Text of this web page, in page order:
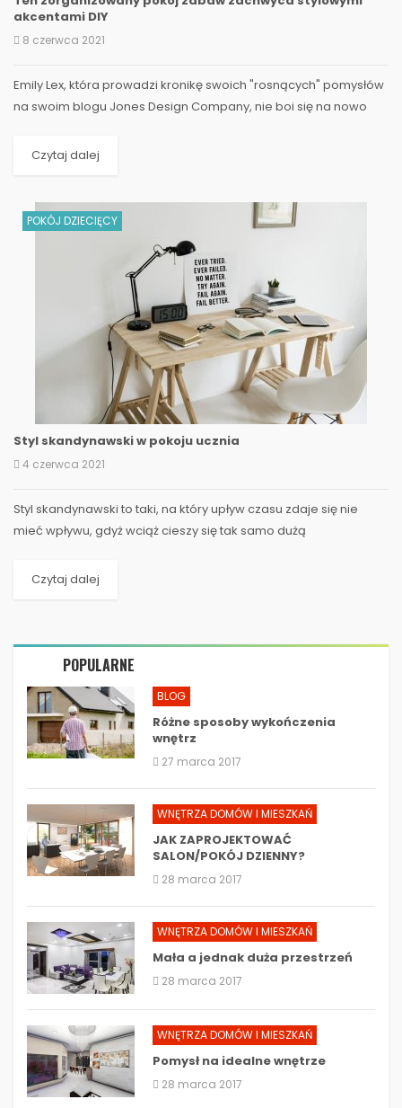
akcentami DIY
8 czerwca 2021
Emily Lex, która prowadzi kronikę swoich "rosnących" pomysłów
na swoim blogu Jones Design Company, nie boi się na nowo
Czytaj dalej
POKÓJ DZIECIĘCY
Styl skandynawski w pokoju ucznia
4 czerwca 2021
Styl skandynawski to taki, na który upływ czasu zdaje się nie
mieć wpływu, gdyż wciąż cieszy się tak samo dużą
Czytaj dalej
POPULARNE
BLOG
Różne sposoby wykończenia
wnętrz
27 marca 2017
WNĘTRZA DOMÓW I MIESZKAŃ
JAK ZAPROJEKTOWAĆ
SALON/POKÓJ DZIENNY?
28 marca 2017
WNĘTRZA DOMÓW I MIESZKAŃ
Mała a jednak duża przestrzeń
28 marca 2017
WNĘTRZA DOMÓW I MIESZKAŃ
Pomysł na idealne wnętrze
28 marca 2017